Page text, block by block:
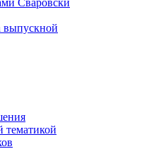
Сваровски
выпускной
тематикой